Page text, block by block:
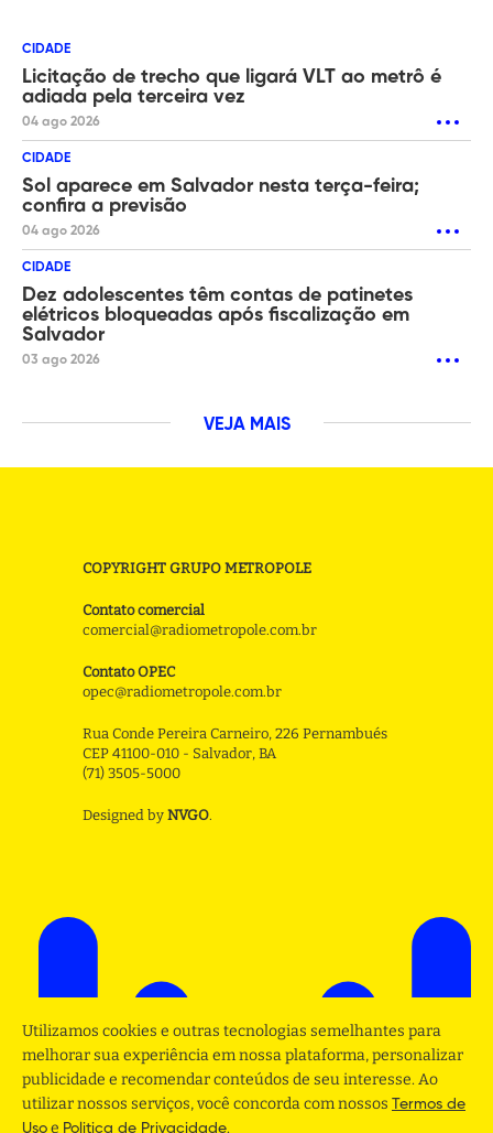
CIDADE
Licitação de trecho que ligará VLT ao metrô é
adiada pela terceira vez
04 ago 2026
CIDADE
Sol aparece em Salvador nesta terça-feira;
confira a previsão
04 ago 2026
CIDADE
Dez adolescentes têm contas de patinetes
elétricos bloqueadas após fiscalização em
Salvador
03 ago 2026
VEJA MAIS
COPYRIGHT GRUPO METROPOLE
Contato comercial
comercial@radiometropole.com.br
Contato OPEC
opec@radiometropole.com.br
Rua Conde Pereira Carneiro, 226 Pernambués
CEP 41100-010 - Salvador, BA
(71) 3505-5000
Designed by NVGO.
Utilizamos cookies e outras tecnologias semelhantes para
melhorar sua experiência em nossa plataforma, personalizar
publicidade e recomendar conteúdos de seu interesse. Ao
utilizar nossos serviços, você concorda com nossos Termos de
Uso e Politica de Privacidade.